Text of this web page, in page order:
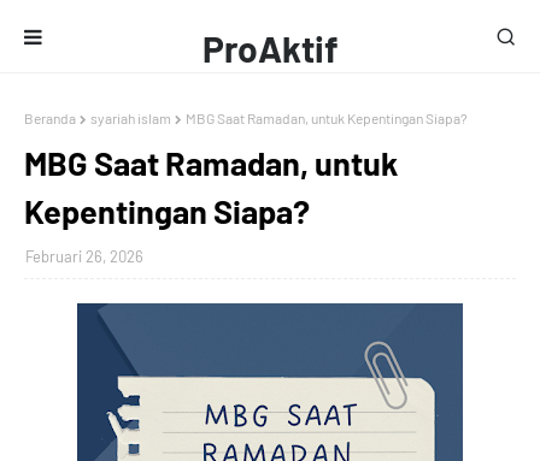
ProAktif
Media
Beranda syariah islam MBG Saat Ramadan, untuk Kepentingan Siapa?
MBG Saat Ramadan, untuk
Kepentingan Siapa?
Februari 26, 2026